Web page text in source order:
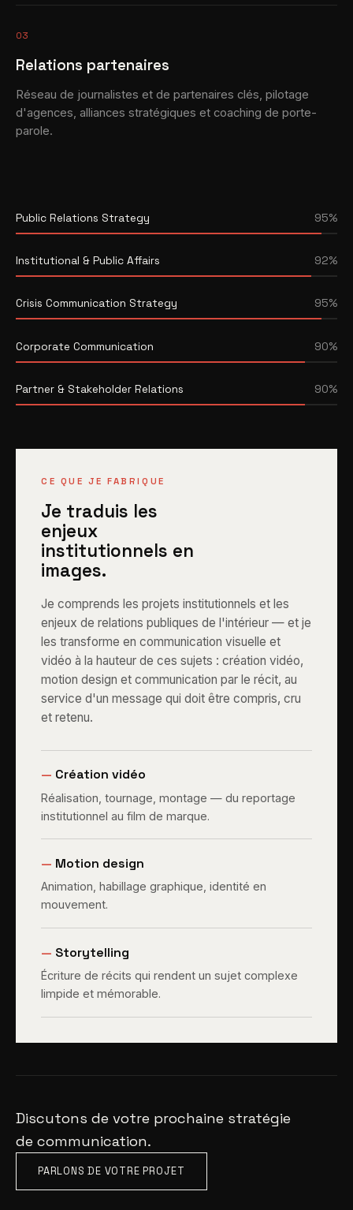
03
Relations partenaires
Réseau de journalistes et de partenaires clés, pilotage
d'agences, alliances stratégiques et coaching de porte-
parole.
Public Relations Strategy 95%
Institutional & Public Affairs 92%
Crisis Communication Strategy 95%
Corporate Communication 90%
Partner & Stakeholder Relations 90%
CE QUE JE FABRIQUE
Je traduis les
enjeux
institutionnels en
images.
Je comprends les projets institutionnels et les
enjeux de relations publiques de l'intérieur — et je
les transforme en communication visuelle et
vidéo à la hauteur de ces sujets : création vidéo,
motion design et communication par le récit, au
service d'un message qui doit être compris, cru
et retenu.
— Création vidéo
Réalisation, tournage, montage — du reportage
institutionnel au film de marque.
— Motion design
Animation, habillage graphique, identité en
mouvement.
— Storytelling
Écriture de récits qui rendent un sujet complexe
limpide et mémorable.
Discutons de votre prochaine stratégie
de communication.
PARLONS DE VOTRE PROJET